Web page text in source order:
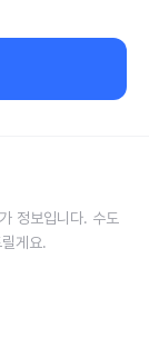
정보입니다. 수도
게요.